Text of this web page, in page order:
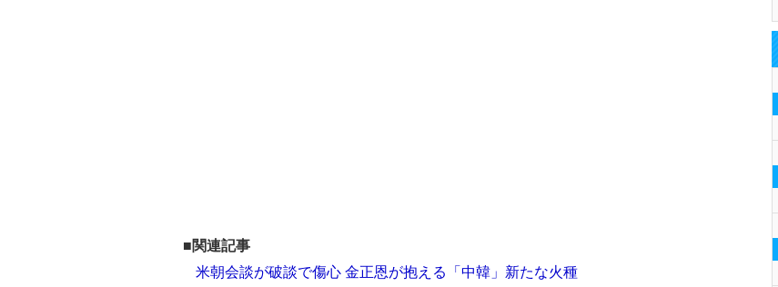
■関連記事
米朝会談が破談で傷心 金正恩が抱える「中韓」新たな火種